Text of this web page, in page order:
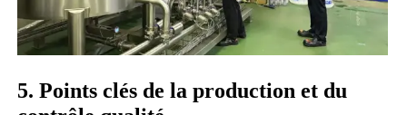
5. Points clés de la production et du